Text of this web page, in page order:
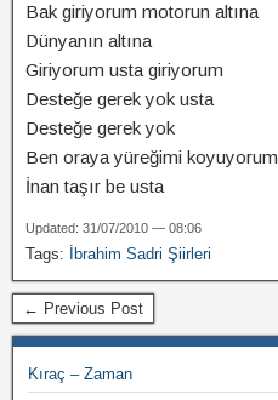
Bak giriyorum motorun altına
Dünyanın altına
Giriyorum usta giriyorum
Desteğe gerek yok usta
Desteğe gerek yok
Ben oraya yüreğimi koyuyorum
İnan taşır be usta
Updated: 31/07/2010 — 08:06
Tags: İbrahim Sadri Şiirleri
← Previous Post
Kıraç – Zaman